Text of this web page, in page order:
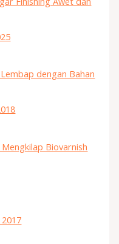
dengan Bahan
Mengkilap Biovarnish